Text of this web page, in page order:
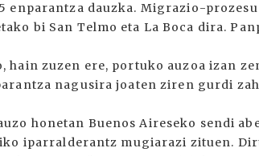
enparantza dauzka. Migrazio-
bi San Telmo eta La Boca dira.
hain zuzen ere, portuko auzoa izan
nagusira joaten ziren gurdi
honetan Buenos Aireseko sendi
iparralderantz mugiarazi zituen.